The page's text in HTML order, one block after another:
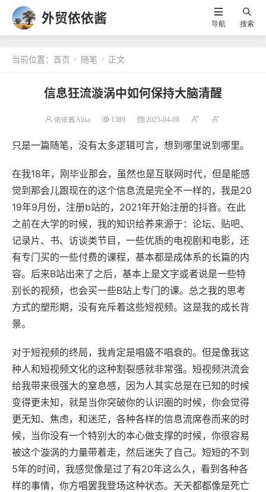
外贸依依酱 导航 搜索
当前位置： 首页  随笔  正文
信息狂流漩涡中如何保持大脑清醒
依依酱Alisa 1389 2025-04-08
只是一篇随笔，没有太多逻辑可言，想到哪里说到哪里。
在我18年，刚毕业那会，虽然也是互联网时代，但是能感
觉到那会儿跟现在的这个信息流是完全不一样的，我是20
19年9月份，注册b站的，2021年开始注册的抖音。在此
之前在大学的时候，我的知识给养来源于：论坛、贴吧、
记录片、书、访谈类节目，一些优质的电视剧和电影，还
有专门买的一些付费的课程，基本都是成体系的长篇的内
容。后来B站出来了之后，基本上是文字或者说是一些特
别长的视频，也会买一些B站上专门的课。总之我的思考
方式的塑形期，没有充斥着这些短视频。这是我的成长背
景。
对于短视频的终局，我肯定是唱盛不唱衰的。但是像我这
种人和短视频文化的这种割裂感就非常强。短视频洪流会
给我带来很强大的窒息感，因为人其实总是在已知的时候
变得更未知，就是当你突破你的认识圈的时候，你会觉得
更无知、焦虑，和迷茫，各种各样的信息流席卷而来的时
候，当你没有一个特别大的本心做支撑的时候，你很容易
被这个漩涡的力量带着走，然后迷失了自己。短短的不到
5年的时间，我感觉像是过了有20年这么久，看到各种各
样的事情，你方唱罢我登场这种状态。天天都都像是死亡